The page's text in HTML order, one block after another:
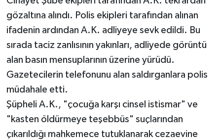
gözaltına alındı. Polis ekipleri tarafından alınan
ifadenin ardından A.K. adliyeye sevk edildi. Bu
sırada taciz zanlısının yakınları, adliyede görüntü
alan basın mensuplarının üzerine yürüdü.
Gazetecilerin telefonunu alan saldırganlara polis
müdahale etti.
Şüpheli A.K., "çocuğa karşı cinsel istismar" ve
"kasten öldürmeye teşebbüs" suçlarından
çıkarıldığı mahkemece tutuklanarak cezaevine